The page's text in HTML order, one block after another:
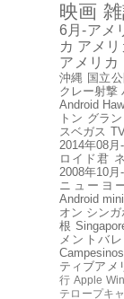
映画
6月-アメ
カ アメリ
アメリカ
沖縄 国立
クレー射撃
Android
トン グラ
スベガス
2014年08
ロイド君
2008年10月
ニューヨ
Android
オン シン
根
メントバ
ティブアメ
行 Apple
テロープキ